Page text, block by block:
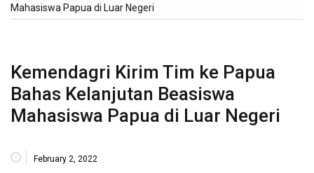
Mahasiswa Papua di Luar Negeri
Kemendagri Kirim Tim ke Papua
Bahas Kelanjutan Beasiswa
Mahasiswa Papua di Luar Negeri
February 2, 2022